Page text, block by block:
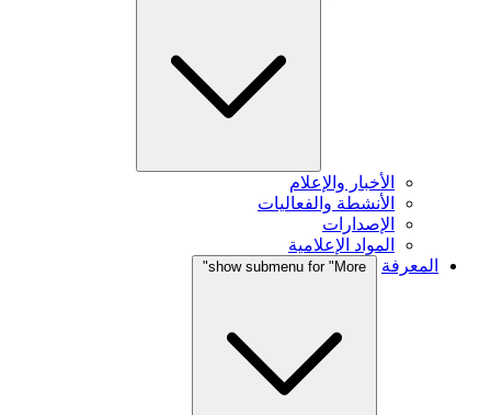
الأخبار والإعلام
الأنشطة والفعاليات
الإصدارات
المواد الإعلامية
المعرفة
show submenu for "More"